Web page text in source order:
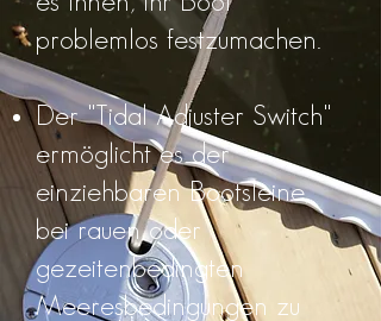
problemlos festzumachen.
Der "Tidal Adjuster Switch"
ermöglicht es der
einziehbaren Bootsleine,
bei rauen oder
gezeitenbedingten
Meeresbedingungen zu